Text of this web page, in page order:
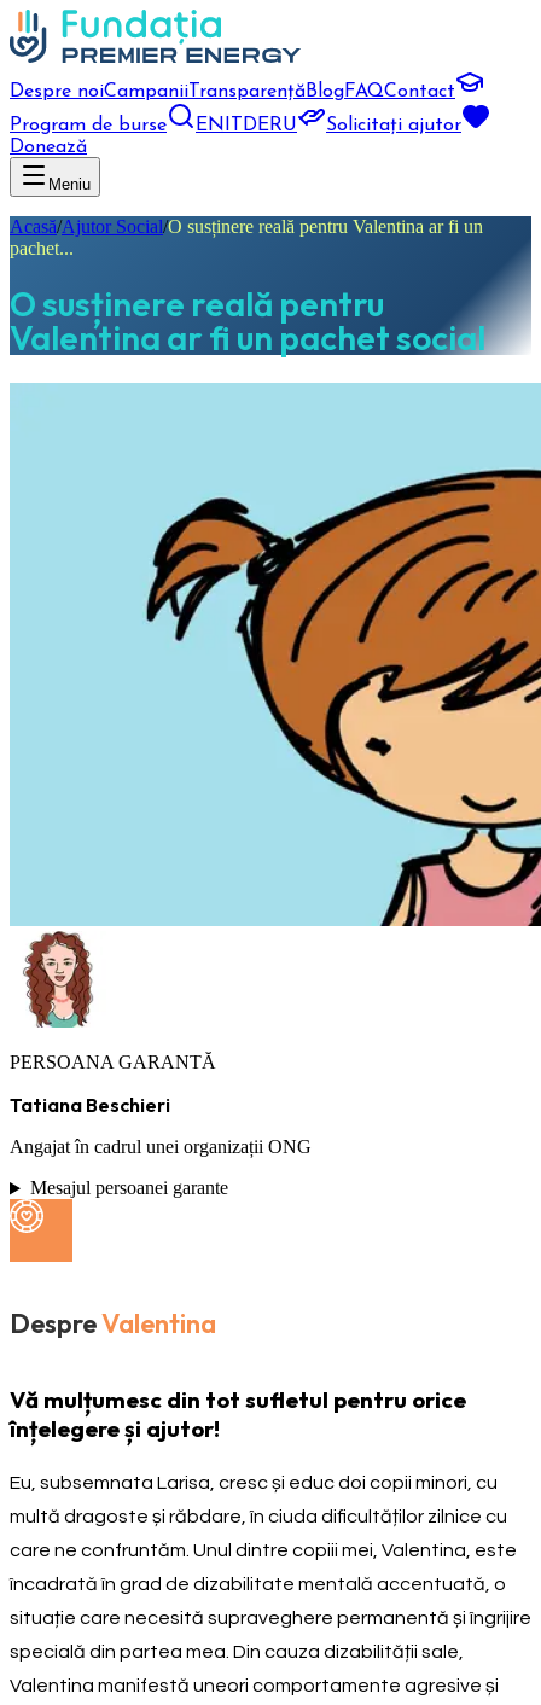
Despre noiCampanii TransparențăBlogFAQContact
Program de burse
EN DERU
Solicitați ajutor
Donează
Meniu
Acasă/Ajutor Social/O susținere reală pentru Valentina ar fi un
pachet...
O susținere reală pentru
Valentina ar fi un pachet social
PERSOANA GARANTĂ
Tatiana Beschieri
Angajat în cadrul unei organizații ONG
Mesajul persoanei garante
DespreValentina
Vă mulțumesc din tot sufletul pentru orice
înțelegere și ajutor!
Eu, subsemnata Larisa, cresc și educ doi copii minori, cu
multă dragoste și răbdare, în ciuda dificultăților zilnice cu
care ne confruntăm. Unul dintre copiii mei, Valentina, este
încadrată în grad de dizabilitate mentală accentuată, o
situație care necesită supraveghere permanentă și îngrijire
specială din partea mea. Din cauza dizabilității sale,
Valentina manifestă uneori comportamente agresive și